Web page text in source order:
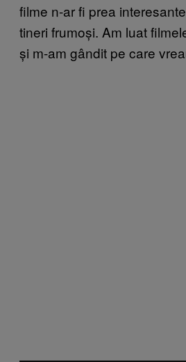
filme n-ar fi prea
tineri frumoși. Am luat
și m-am gândit pe care